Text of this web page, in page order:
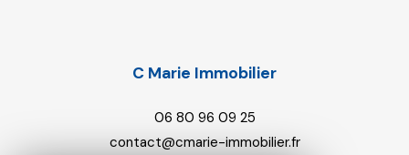
C Marie Immobilier
06 80 96 09 25
contact@cmarie-immobilier.fr